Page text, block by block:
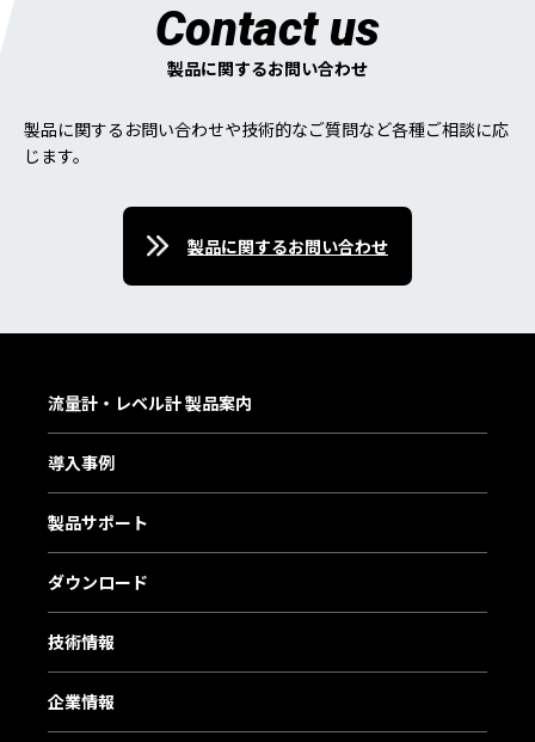
Contact us
製品に関するお問い合わせ
製品に関するお問い合わせや技術的なご質問など各種ご相談に応
じます。
製品に関するお問い合わせ
流量計・レベル計 製品案内
導入事例
製品サポート
ダウンロード
技術情報
企業情報